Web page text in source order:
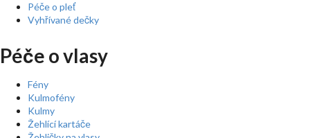
Péče o pleť
Vyhřívané dečky
Péče o vlasy
Fény
Kulmofény
Kulmy
Žehlící kartáče